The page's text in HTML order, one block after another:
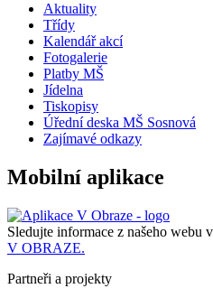
Aktuality
Třídy
Kalendář akcí
Fotogalerie
Platby MŠ
Jídelna
Tiskopisy
Úřední deska MŠ Sosnová
Zajímavé odkazy
Mobilní aplikace
Sledujte informace z našeho webu v
V OBRAZE.
Partneři a projekty